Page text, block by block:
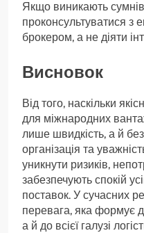
Якщо виникають
проконсультуватися з
брокером, а не діяти
Висновок
Від того, наскільки
для міжнародних
лише швидкість, а й
організація та
уникнути ризиків,
забезпечують спокій
поставок. У сучасних
перевага, яка формує
а й до всієї галузі